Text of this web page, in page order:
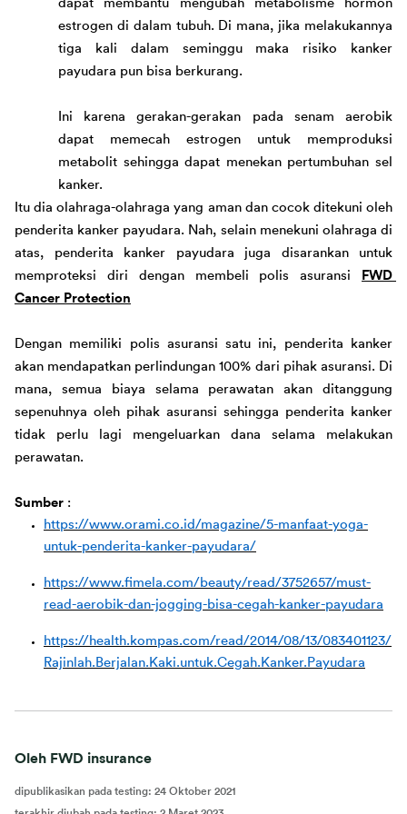
dapat membantu mengubah metabolisme hormon
estrogen di dalam tubuh. Di mana, jika melakukannya
payudara pun bisa berkurang.
Ini karena gerakan-gerakan pada senam aerobik
dapat memecah estrogen untuk memproduksi
metabolit sehingga dapat menekan pertumbuhan sel
kanker.
Itu dia olahraga-olahraga yang aman dan cocok ditekuni oleh
penderita kanker payudara. Nah, selain menekuni olahraga di
atas, penderita kanker payudara juga disarankan untuk
memproteksi diri dengan membeli polis asuransi
FWD
Cancer Protection
Dengan memiliki polis asuransi satu ini, penderita kanker
akan mendapatkan perlindungan 100% dari pihak asuransi. Di
mana, semua biaya selama perawatan akan ditanggung
sepenuhnya oleh pihak asuransi sehingga penderita kanker
tidak perlu lagi mengeluarkan dana selama melakukan
perawatan.
Sumber :
https://www.orami.co.id/magazine/5-manfaat-yoga-
untuk-penderita-kanker-payudara/
https://www.fimela.com/beauty/read/3752657/must-
read-aerobik-dan-jogging-bisa-cegah-kanker-payudara
https://health.kompas.com/read/2014/08/13/083401123/
Rajinlah.Berjalan.Kaki.untuk.Cegah.Kanker.Payudara
Oleh FWD insurance
dipublikasikan pada testing: 24 Oktober 2021